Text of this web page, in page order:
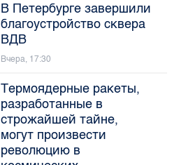
В Петербурге завершили
благоустройство сквера
ВДВ
Вчера, 17:30
Термоядерные ракеты,
разработанные в
строжайшей тайне,
могут произвести
революцию в